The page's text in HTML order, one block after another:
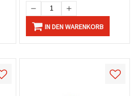
IN DEN WARENKORB